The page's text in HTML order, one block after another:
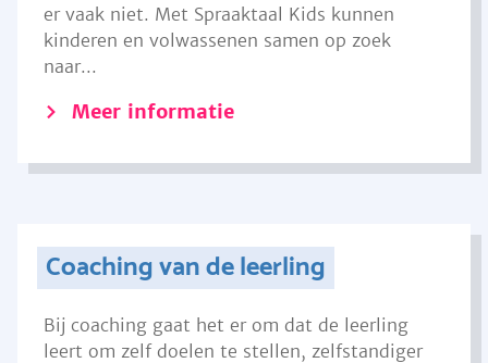
er vaak niet. Met Spraaktaal Kids kunnen
kinderen en volwassenen samen op zoek
naar...
Meer informatie
Coaching van de leerling
Bij coaching gaat het er om dat de leerling
leert om zelf doelen te stellen, zelfstandiger